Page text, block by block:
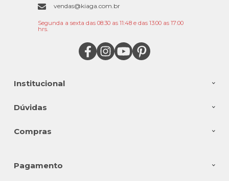
Institucional
Dúvidas
Compras
vendas@kiaga.com.br
Segunda a sexta das 08:30 as 11:48 e das 13:00 as 17:00
hrs.
Pagamento